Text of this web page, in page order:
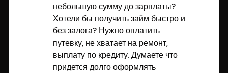
небольшую сумму до зарплаты?
Хотели бы получить займ быстро и
без залога? Нужно оплатить
путевку, не хватает на ремонт,
выплату по кредиту. Думаете что
придется долго оформлять